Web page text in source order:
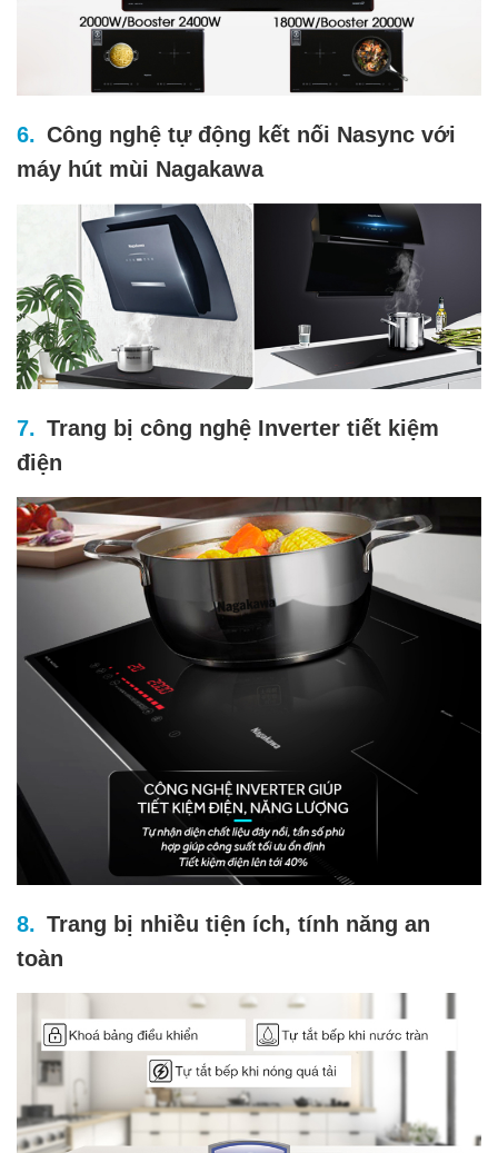
Công nghệ tự động kết nối Nasync với
máy hút mùi Nagakawa
Trang bị công nghệ Inverter tiết kiệm
điện
Trang bị nhiều tiện ích, tính năng an
toàn